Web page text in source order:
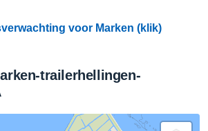
voor Marken (klik)
trailerhellingen-